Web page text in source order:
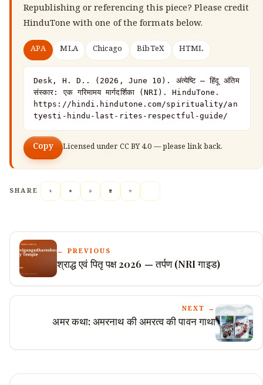
Republishing or referencing this piece? Please credit
HinduTone with one of the formats below.
APA MLA Chicago BibTeX HTML
Desk, H. D.. (2026, June 10). अंत्येष्टि — हिंदू अंतिम
संस्कार: एक गरिमामय मार्गदर्शिका (NRI). HinduTone.
https://hindi.hindutone.com/spirituality/an
tyesti-hindu-last-rites-respectful-guide/
Copy Licensed under CC BY 4.0 — please link back.
SHARE
← PREVIOUS
श्राद्ध एवं पितृ पक्ष 2026 — तर्पण (NRI गाइड)
NEXT →
अमर कथा: अमरनाथ की अमरत्व की पावन गाथा